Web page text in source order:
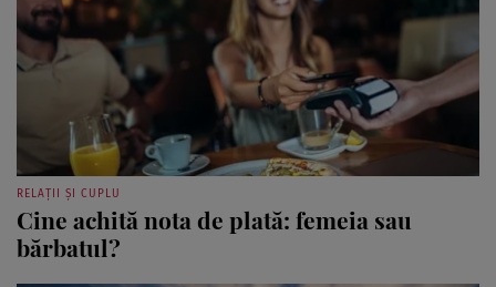
RELAȚII ȘI CUPLU
Cine achită nota de plată: femeia sau
bărbatul?